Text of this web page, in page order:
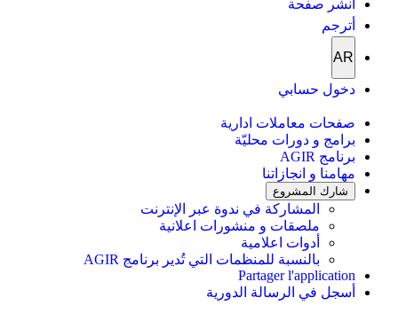
أنشر صفحة
أترجم
AR
دخول حسابي
صفحات معاملات ادارية
برامج و دورات محليّة
برنامج AGIR
مهامنا و انجازاتنا
شارك المشروع
المشاركة في ندوة عبر الإنترنت
ملصقات و منشورات اعلانية
أدوات اعلامية
بالنسبة للمنظمات التي تُدير برنامج AGIR
Partager l'application
أسجل في الرسالة الدورية